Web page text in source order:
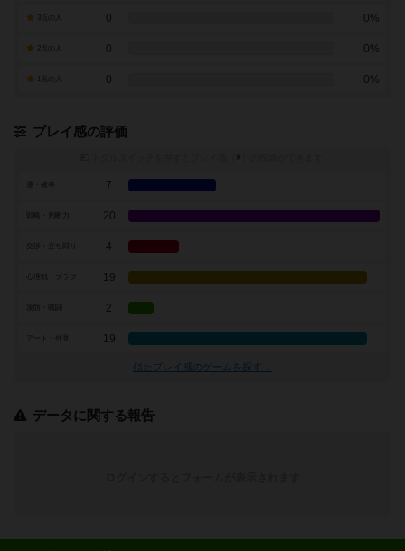
0 0%
0 0%
0 0%
プレイ感の評価
※
7
戦略・判断力 20
4
19
2
アート・外見 19
似たプレイ感のゲームを探す→
データに関する報告